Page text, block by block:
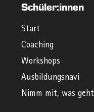
Schüler:innen
Start
Coaching
Workshops
Ausbildungsnavi
Nimm mit, was geht